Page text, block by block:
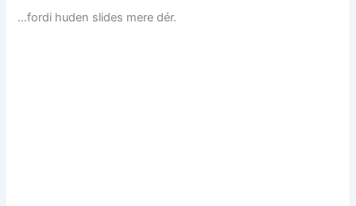
…fordi huden slides mere dér.